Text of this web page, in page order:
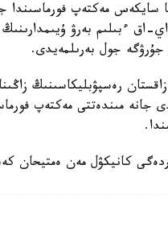
سايكەس مەكتەپ فورماسىندا
اق ءبىلىم بەرۋ ۇيىمدارىنىڭ
جول بەرىلمەيدى.
رەسپۋبليكاسىنىڭ
جانە مىندەتتى مەكتەپ
كانيكۋل مەن ەمتيحان